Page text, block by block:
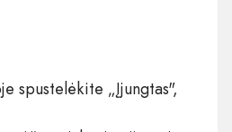
spustelėkite „Įjungtas",